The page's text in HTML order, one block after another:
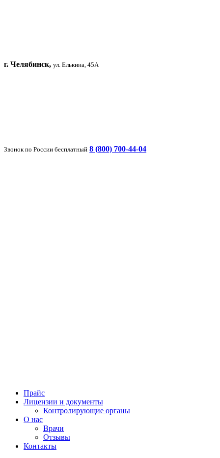
г. Челябинск, ул. Елькина, 45А
Звонок по России бесплатный 8 (800) 700-44-04
Прайс
Лицензии и документы
Контролирующие органы
О нас
Врачи
Отзывы
Контакты